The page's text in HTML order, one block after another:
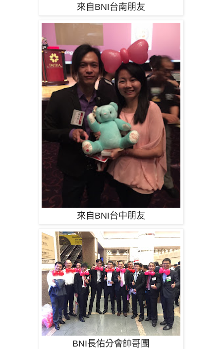
來自BNI台南朋友
來自BNI台中朋友
BNI長佑分會帥哥團